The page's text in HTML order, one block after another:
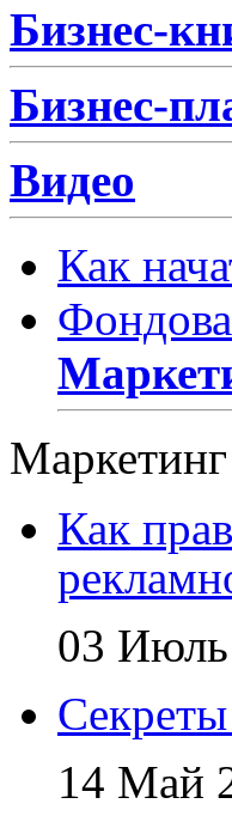
Бизнес-
Бизнес-
Видео
Как
Маркетинг
Как
03
14 Май